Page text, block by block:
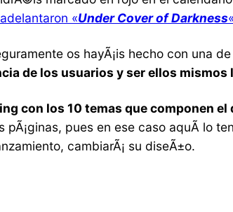
«Under Cover of Darkness«
os hayÃ¡is hecho con una
de los usuarios y ser ellos
con los 10 temas que componen el
pÃ¡ginas, pues en ese caso aquÃ­ lo
cambiarÃ¡ su diseÃ±o.